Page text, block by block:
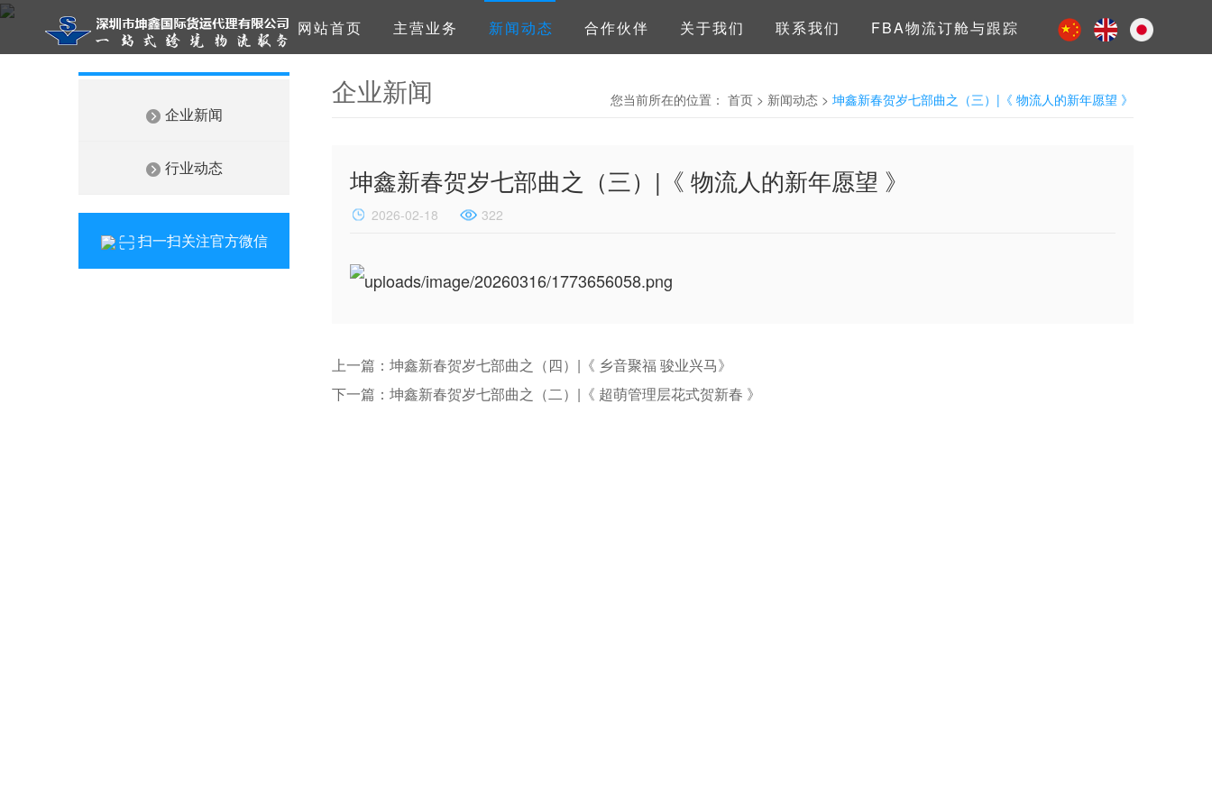
网站首页 主营业务 新闻动态 合作伙伴 关于我们 联系我们 FBA物流订舱与跟踪
企业新闻
行业动态
扫一扫关注官方微信
企业新闻 您当前所在的位置： 首页 > 新闻动态 > 坤鑫新春贺岁七部曲之（三）|《 物流人的新年愿望 》
坤鑫新春贺岁七部曲之（三）|《 物流人的新年愿望 》
2026-02-18 322
上一篇：坤鑫新春贺岁七部曲之（四）|《 乡音聚福 骏业兴马》
下一篇：坤鑫新春贺岁七部曲之（二）|《 超萌管理层花式贺新春 》